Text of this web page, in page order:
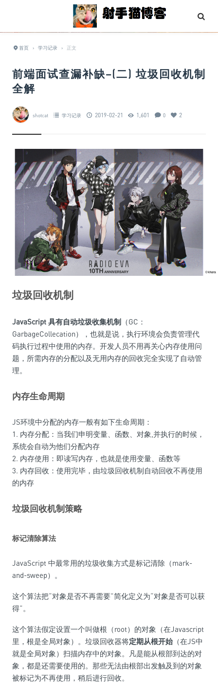
首页 › 学习记录 › 正文
前端面试查漏补缺–(二) 垃圾回收机制
全解
shotcat 学习记录 2019-02-21 1,601 0 2
垃圾回收机制
JavaScript 具有自动垃圾收集机制
（GC：
GarbageCollecation），也就是说，执行环境会负责管理代
码执行过程中使用的内存。开发人员不用再关心内存使用问
题，所需内存的分配以及无用内存的回收完全实现了自动管
理。
内存生命周期
JS环境中分配的内存一般有如下生命周期：
1. 内存分配：当我们申明变量、函数、对象,并执行的时候，
系统会自动为他们分配内存
2. 内存使用：即读写内存，也就是使用变量、函数等
3. 内存回收：使用完毕，由垃圾回收机制自动回收不再使用
的内存
垃圾回收机制策略
标记清除算法
JavaScript 中最常用的垃圾收集方式是标记清除（mark-
and-sweep）。
这个算法把“对象是否不再需要”简化定义为“对象是否可以获
得”。
这个算法假定设置一个叫做根（root）的对象（在Javascript
里，根是全局对象）。垃圾回收器将定期从根开始 （在JS中
就是全局对象）扫描内存中的对象。凡是能从根部到达的对
象，都是还需要使用的。那些无法由根部出发触及到的对象
被标记为不再使用，稍后进行回收。